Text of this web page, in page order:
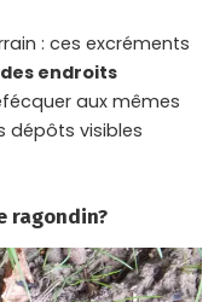
: ces excréments
endroits
aux mêmes
dépôts visibles
ragondin?